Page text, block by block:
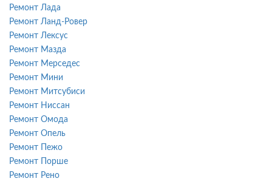
Ремонт Лада
Ремонт Ланд-Ровер
Ремонт Лексус
Ремонт Мазда
Ремонт Мерседес
Ремонт Мини
Ремонт Митсубиси
Ремонт Ниссан
Ремонт Омода
Ремонт Опель
Ремонт Пежо
Ремонт Порше
Ремонт Рено